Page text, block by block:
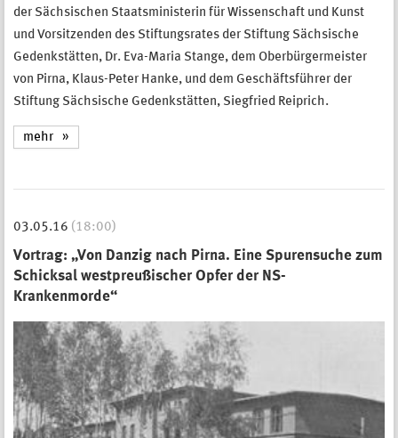
der Sächsischen Staatsministerin für Wissenschaft und Kunst
und Vorsitzenden des Stiftungsrates der Stiftung Sächsische
Gedenkstätten, Dr. Eva-Maria Stange, dem Oberbürgermeister
von Pirna, Klaus-Peter Hanke, und dem Geschäftsführer der
Stiftung Sächsische Gedenkstätten, Siegfried Reiprich.
mehr
03.05.16 (18:00)
Vortrag: „Von Danzig nach Pirna. Eine Spurensuche zum
Schicksal westpreußischer Opfer der NS-
Krankenmorde“